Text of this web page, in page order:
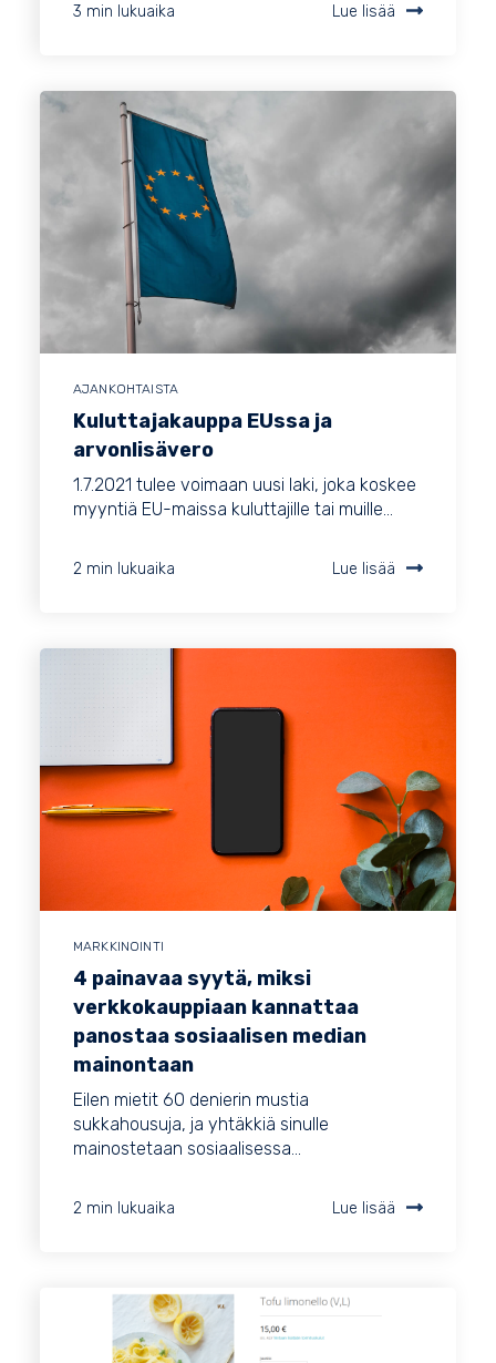
3 min lukuaika Lue lisää
AJANKOHTAISTA
Kuluttajakauppa EUssa ja
arvonlisävero
1.7.2021 tulee voimaan uusi laki, joka koskee
myyntiä EU-maissa kuluttajille tai muille...
2 min lukuaika Lue lisää
MARKKINOINTI
4 painavaa syytä, miksi
verkkokauppiaan kannattaa
panostaa sosiaalisen median
mainontaan
Eilen mietit 60 denierin mustia
sukkahousuja, ja yhtäkkiä sinulle
mainostetaan sosiaalisessa...
2 min lukuaika Lue lisää